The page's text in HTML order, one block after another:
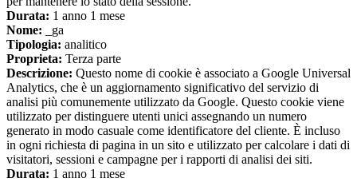
Durata: 1 anno 1 mese
Nome: _ga
Tipologia: analitico
Proprieta: Terza parte
Descrizione: Questo nome di cookie è associato a Google Universal
Analytics, che è un aggiornamento significativo del servizio di
analisi più comunemente utilizzato da Google. Questo cookie viene
utilizzato per distinguere utenti unici assegnando un numero
generato in modo casuale come identificatore del cliente. È incluso
in ogni richiesta di pagina in un sito e utilizzato per calcolare i dati di
visitatori, sessioni e campagne per i rapporti di analisi dei siti.
Durata: 1 anno 1 mese